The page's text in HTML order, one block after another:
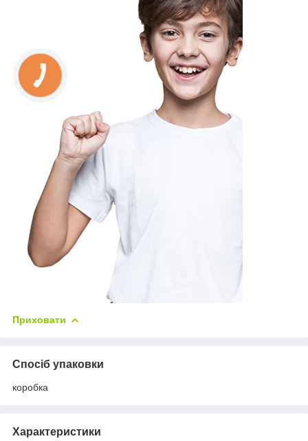
Приховати
Спосіб упаковки
коробка
Характеристики